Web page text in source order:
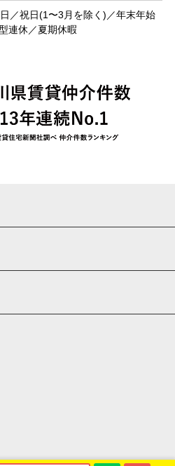
／祝日(1〜3月を除く)／年末年始
連休／夏期休暇